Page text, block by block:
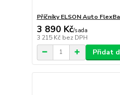
Příčníky ELSON Auto
3 890 Kč/sada
3 215 Kč bez DPH
Přidat